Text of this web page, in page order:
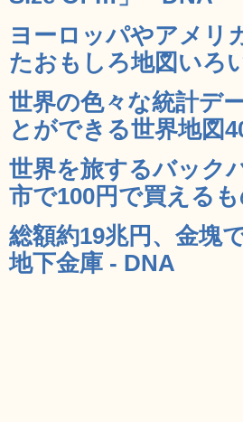
ヨーロッパやアメリ
たおもしろ地図いろ
世界の色々な統計デ
とができる世界地図
世界を旅するバック
市で100円で買える
総額約19兆円、金塊
地下金庫 - DNA